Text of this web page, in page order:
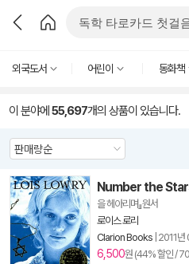
외국도서 어린이 동화책
이 분야에 55,697개의 상품이 있습니다.
Number the
을 헤아리며』원서
로이스 로리
Clarion Books 2011년
6,500원 (44% 할인 /